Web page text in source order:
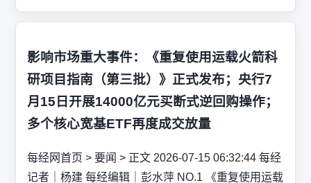
影响市场重大事件：《重复使用运载火箭科
研项目指南（第三批）》正式发布；央行7
月15日开展14000亿元买断式逆回购操作；
多个核心宽基ETF再度成交放量
每经网首页 > 要闻 > 正文 2026-07-15 06:32:44 每经
记者｜杨建 每经编辑｜彭水萍 NO.1 《重复使用运载